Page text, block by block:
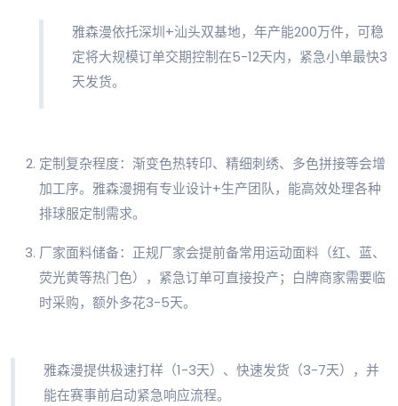
雅森漫依托深圳+汕头双基地，年产能200万件，可稳
定将大规模订单交期控制在5-12天内，紧急小单最快3
天发货。
定制复杂程度：渐变色热转印、精细刺绣、多色拼接等会增
加工序。雅森漫拥有专业设计+生产团队，能高效处理各种
排球服定制需求。
厂家面料储备：正规厂家会提前备常用运动面料（红、蓝、
荧光黄等热门色），紧急订单可直接投产；白牌商家需要临
时采购，额外多花3-5天。
雅森漫提供极速打样（1-3天）、快速发货（3-7天），并
能在赛事前启动紧急响应流程。